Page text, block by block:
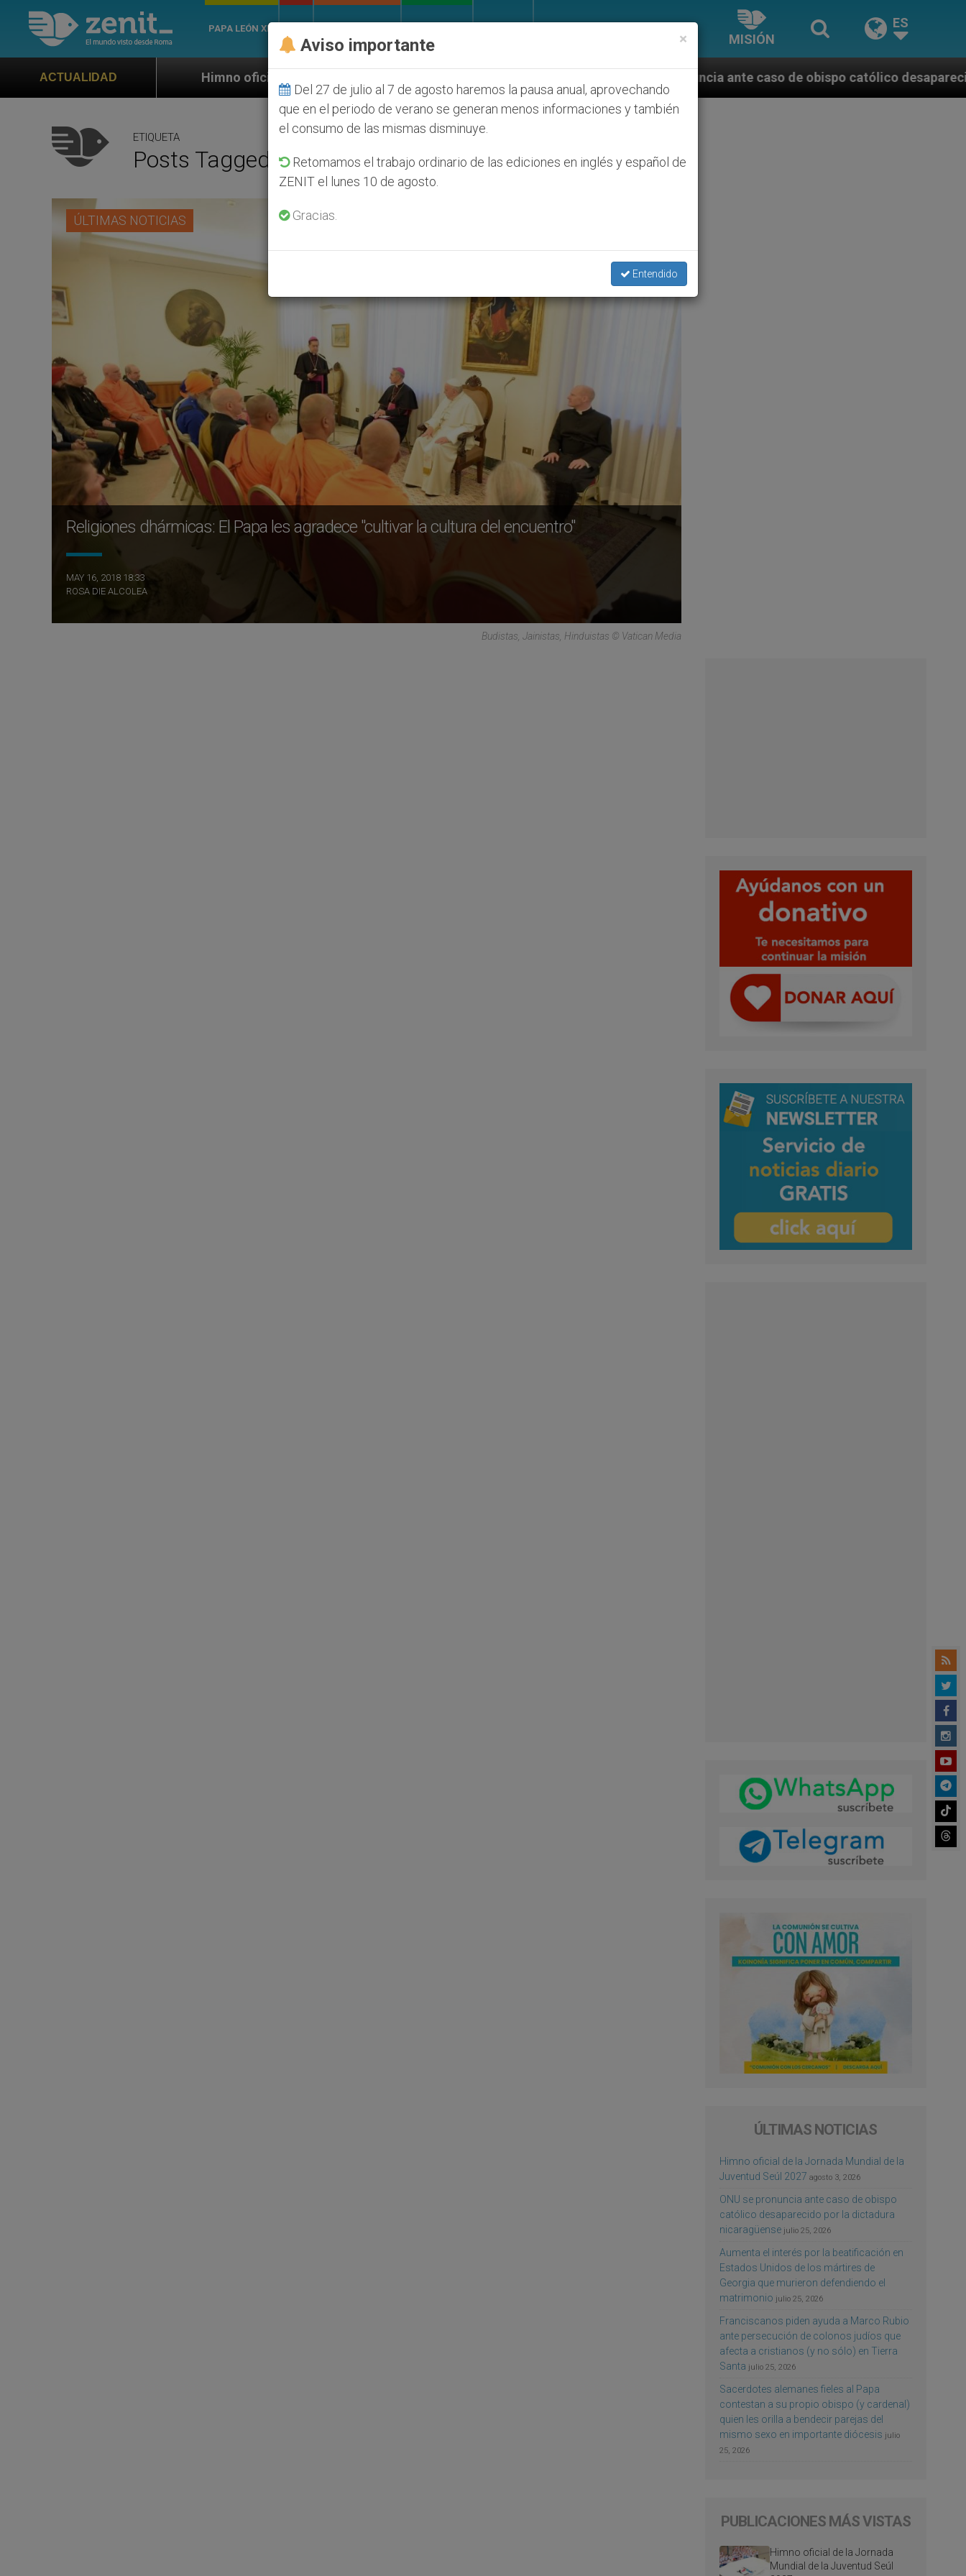
PAPA LEÓN XIV
MISIÓN
ES
ACTUALIDAD
Himno oficial de la Jornada Mundial de la Juventud Seúl 2027 ONU se pronuncia ante caso de obispo católico desaparecido por la dictadura
ETIQUETA
Posts Tagged ‘Dharma’
ÚLTIMAS NOTICIAS
Religiones dhármicas: El Papa les agradece "cultivar la cultura del encuentro"
MAY 16, 2018 18:33
ROSA DIE ALCOLEA
Budistas, Jainistas, Hinduistas © Vatican Media
ÚLTIMAS NOTICIAS
Himno oficial de la Jornada Mundial de la
Juventud Seúl 2027 agosto 3, 2026
ONU se pronuncia ante caso de obispo
católico desaparecido por la dictadura
nicaragüense julio 25, 2026
Aumenta el interés por la beatificación en
Estados Unidos de los mártires de
Georgia que murieron defendiendo el
matrimonio julio 25, 2026
Franciscanos piden ayuda a Marco Rubio
ante persecución de colonos judíos que
afecta a cristianos (y no sólo) en Tierra
Santa julio 25, 2026
Sacerdotes alemanes fieles al Papa
contestan a su propio obispo (y cardenal)
quien les orilla a bendecir parejas del
mismo sexo en importante diócesis julio
25, 2026
PUBLICACIONES MÁS VISTAS
Himno oficial de la Jornada
Mundial de la Juventud Seúl
×
Aviso importante
Del 27 de julio al 7 de agosto haremos la pausa anual, aprovechando
que en el periodo de verano se generan menos informaciones y también
el consumo de las mismas disminuye.
Retomamos el trabajo ordinario de las ediciones en inglés y español de
ZENIT el lunes 10 de agosto.
Gracias.
Entendido